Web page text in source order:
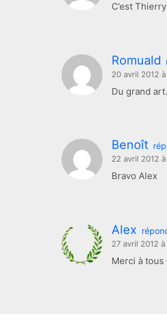
C’est
Romuald
20 avril 2012
Du grand
Benoît
22 avril 2012
Bravo Alex
Alex
27 avril 2012
Merci à